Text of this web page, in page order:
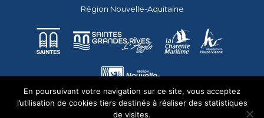
Région Nouvelle-Aquitaine
En poursuivant votre navigation sur ce site, vous acceptez
l’utilisation de cookies tiers destinés à réaliser des statistiques
de visites.